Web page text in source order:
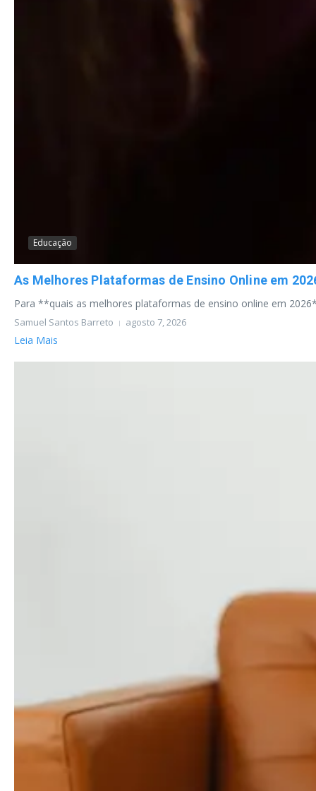
Educação
As Melhores Plataformas de Ensino Online em
Para **quais as melhores plataformas de ensino online em
Samuel Santos Barreto agosto 7, 2026
Leia Mais